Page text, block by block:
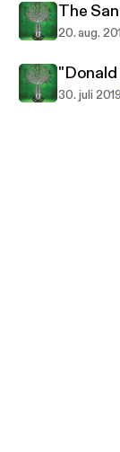
The
20. aug.
30. juli 2019